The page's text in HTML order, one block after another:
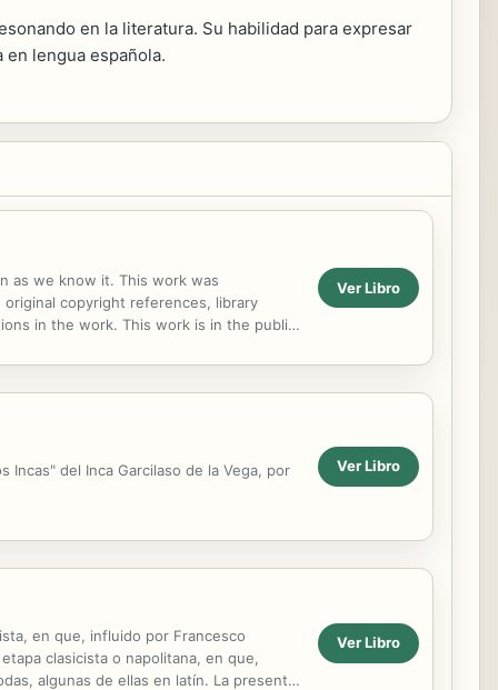
en la literatura. Su habilidad para expresar
lengua española.
as we know it. This work was
copyright references, library
in the work. This work is in the public
Ver Libro
Incas" del Inca Garcilaso de la Vega, por Ver Libro
en que, influido por Francesco
clasicista o napolitana, en que,
algunas de ellas en latín. La presente
Ver Libro